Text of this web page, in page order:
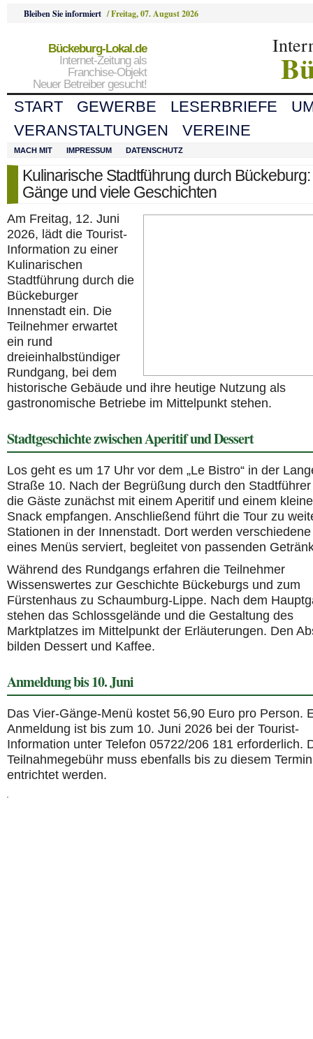
Bleiben Sie informiert /Freitag, 07. August 2026
Bückeburg-Lokal.de
Internet-Zeitung als
Franchise-Objekt
Neuer Betreiber gesucht!
START GEWERBE LESERBRIEFE
VERANSTALTUNGEN
VEREINE
MACH MIT IMPRESSUM DATENSCHUTZ
Kulinarische Stadtführung durch
Gänge und viele Geschichten
Am Freitag, 12. Juni
2026, lädt die Tourist-
Information zu einer
Kulinarischen
Stadtführung durch die
Bückeburger
Innenstadt ein. Die
Teilnehmer erwartet
ein rund
dreieinhalbstündiger
Rundgang, bei dem
historische Gebäude und ihre heutige Nutzung als
gastronomische Betriebe im Mittelpunkt stehen.
Stadtgeschichte zwischen Aperitif und Dessert
Los geht es um 17 Uhr vor dem „Le Bistro“ in der
Straße 10. Nach der Begrüßung durch den
die Gäste zunächst mit einem Aperitif und einem
Snack empfangen. Anschließend führt die Tour zu
Stationen in der Innenstadt. Dort werden
eines Menüs serviert, begleitet von passenden
Während des Rundgangs erfahren die Teilnehmer
Wissenswertes zur Geschichte Bückeburgs und zum
Fürstenhaus zu Schaumburg-Lippe. Nach dem
stehen das Schlossgelände und die Gestaltung des
Marktplatzes im Mittelpunkt der Erläuterungen. Den
bilden Dessert und Kaffee.
Anmeldung bis 10. Juni
Das Vier-Gänge-Menü kostet 56,90 Euro pro Person.
Anmeldung ist bis zum 10. Juni 2026 bei der Tourist-
Information unter Telefon 05722/206 181 erforderlich.
Teilnahmegebühr muss ebenfalls bis zu diesem Termin
entrichtet werden.